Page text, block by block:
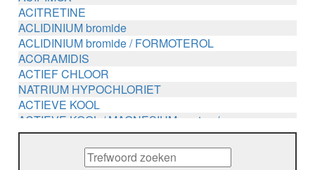
ACITRETINE
ACLIDINIUM bromide
ACLIDINIUM bromide / FORMOTEROL
ACORAMIDIS
ACTIEF CHLOOR
NATRIUM HYPOCHLORIET
ACTIEVE KOOL
ACTIEVE KOOL / MAGNESIUM zouten /
METHENAMINE
ADALIMUMAB
ADAPALEEN